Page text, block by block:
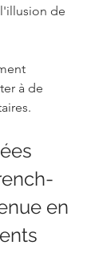
de
à de
en